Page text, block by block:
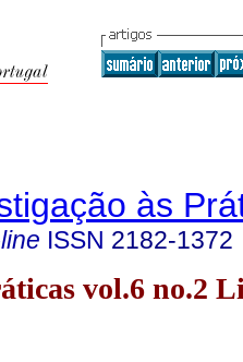
às
ISSN 2182-1372
vol.6 no.2